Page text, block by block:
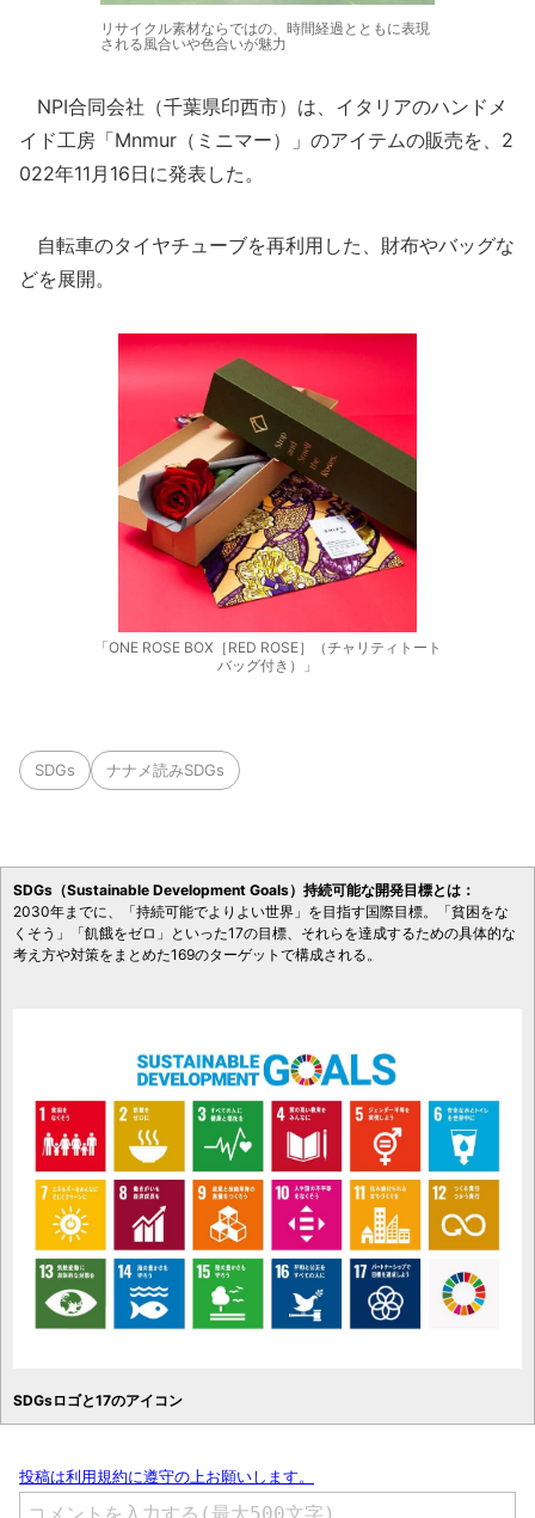
リサイクル素材ならではの、時間経過とともに表現
される風合いや色合いが魅力
NPI合同会社（千葉県印西市）は、イタリアのハンドメ
イド工房「Mnmur（ミニマー）」のアイテムの販売を、2
022年11月16日に発表した。
自転車のタイヤチューブを再利用した、財布やバッグな
どを展開。
「ONE ROSE BOX［RED ROSE］（チャリティトート
バッグ付き）」
SDGs ナナメ読みSDGs
SDGs（Sustainable Development Goals）持続可能な開発目標とは：
2030年までに、「持続可能でよりよい世界」を目指す国際目標。「貧困をな
くそう」「飢餓をゼロ」といった17の目標、それらを達成するための具体的な
考え方や対策をまとめた169のターゲットで構成される。
SDGsロゴと17のアイコン